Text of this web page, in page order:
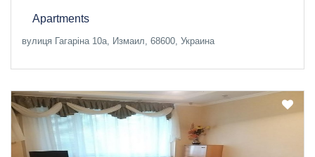
Apartments
вулиця Гагаріна 10а, Измаил, 68600, Украина